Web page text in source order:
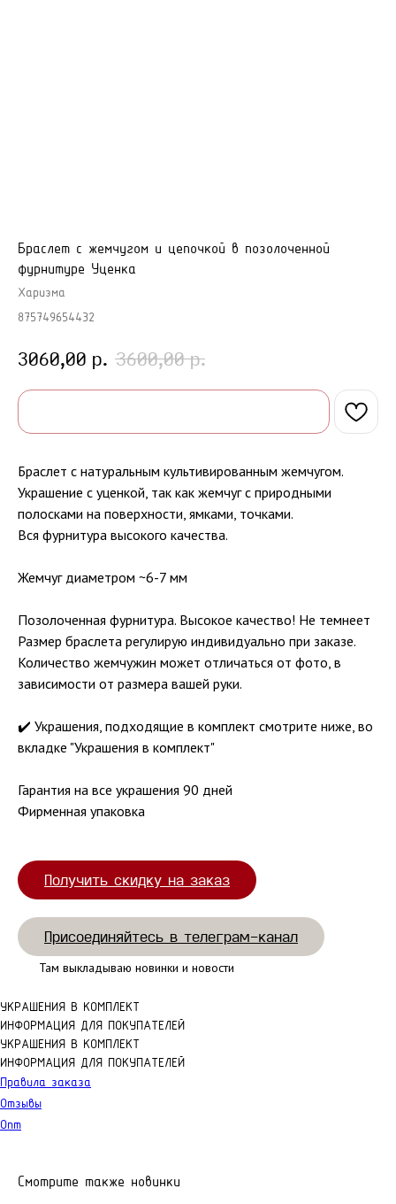
Браслет с жемчугом и цепочкой в позолоченной
фурнитуре Уценка
Харизма
875749654432
3060,00 р. 3600,00 р.
Браслет с натуральным культивированным жемчугом.
Украшение с уценкой, так как жемчуг с природными
полосками на поверхности, ямками, точками.
Вся фурнитура высокого качества.
Жемчуг диаметром ~6-7 мм
Позолоченная фурнитура. Высокое качество! Не темнеет
Размер браслета регулирую индивидуально при заказе.
Количество жемчужин может отличаться от фото, в
зависимости от размера вашей руки.
✔️ Украшения, подходящие в комплект смотрите ниже, во
вкладке "Украшения в комплект"
Гарантия на все украшения 90 дней
Фирменная упаковка
Получить скидку на заказ
Присоединяйтесь в телеграм-канал
Там выкладываю новинки и новости
УКРАШЕНИЯ В КОМПЛЕКТ
ИНФОРМАЦИЯ ДЛЯ ПОКУПАТЕЛЕЙ
УКРАШЕНИЯ В КОМПЛЕКТ
ИНФОРМАЦИЯ ДЛЯ ПОКУПАТЕЛЕЙ
Правила заказа
Отзывы
Опт
Смотрите также новинки